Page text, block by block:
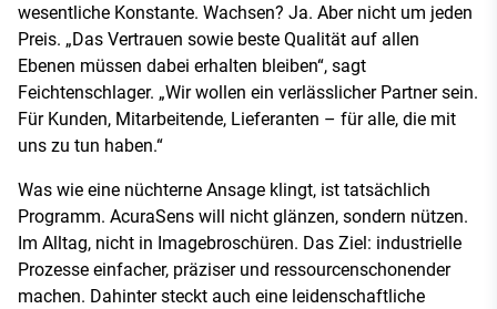
wesentliche Konstante. Wachsen? Ja. Aber nicht um jeden
Preis. „Das Vertrauen sowie beste Qualität auf allen
Ebenen müssen dabei erhalten bleiben“, sagt
Feichtenschlager. „Wir wollen ein verlässlicher Partner sein.
Für Kunden, Mitarbeitende, Lieferanten – für alle, die mit
uns zu tun haben.“
Was wie eine nüchterne Ansage klingt, ist tatsächlich
Programm. AcuraSens will nicht glänzen, sondern nützen.
Im Alltag, nicht in Imagebroschüren. Das Ziel: industrielle
Prozesse einfacher, präziser und ressourcenschonender
machen. Dahinter steckt auch eine leidenschaftliche